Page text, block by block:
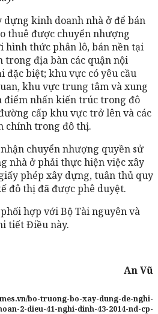
dựng kinh doanh nhà ở để bán
thuê được chuyển nhượng
hình thức phân lô, bán nền tại
trong địa bàn các quận nội
đặc biệt; khu vực có yêu cầu
khu vực trung tâm và xung
điểm nhấn kiến trúc trong đô
cấp khu vực trở lên và các
chính trong đô thị.
chuyển nhượng quyền sử
nhà ở phải thực hiện việc xây
phép xây dựng, tuân thủ quy
đô thị đã được phê duyệt.
hợp với Bộ Tài nguyên và
tiết Điều này.
An Vũ
bo-truong-bo-xay-dung-de-nghi-
2-dieu-41-nghi-dinh-43-2014-nd-cp-